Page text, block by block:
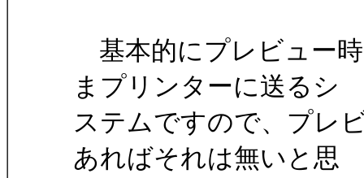
基本的にプレビュー
まプリンターに送るシ
ステムですので、プレ
あればそれは無いと思